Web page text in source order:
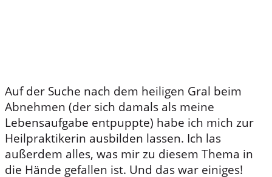
Auf der Suche nach dem heiligen Gral beim
Abnehmen (der sich damals als meine
Lebensaufgabe entpuppte) habe ich mich zur
Heilpraktikerin ausbilden lassen. Ich las
außerdem alles, was mir zu diesem Thema in
die Hände gefallen ist. Und das war einiges!